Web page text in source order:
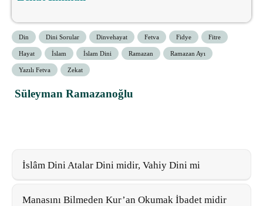
Din Dini Sorular Dinvehayat Fetva Fidye Fitre
Hayat İslam İslam Dini Ramazan Ramazan Ayı
Yazılı Fetva Zekat
Süleyman Ramazanoğlu
İslâm Dini Atalar Dini midir, Vahiy Dini mi
Manasını Bilmeden Kur’an Okumak İbadet midir